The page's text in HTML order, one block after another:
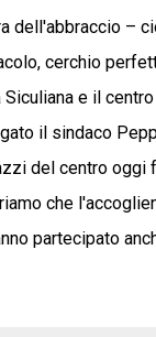
dell'abbraccio –
cerchio
e il
il sindaco
del centro
che
partecipato